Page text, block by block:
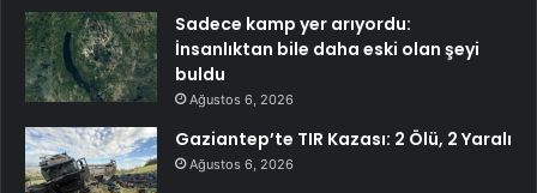
Sadece kamp yer arıyordu:
İnsanlıktan bile daha eski olan şeyi
buldu
Ağustos 6, 2026
Gaziantep’te TIR Kazası: 2 Ölü, 2 Yaralı
Ağustos 6, 2026